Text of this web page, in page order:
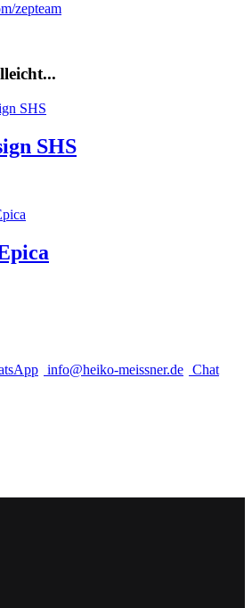
zepteam
SHS
info@heiko-meissner.de Chat